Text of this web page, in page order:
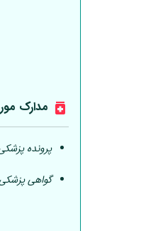
مدارک
پرونده
گواهی